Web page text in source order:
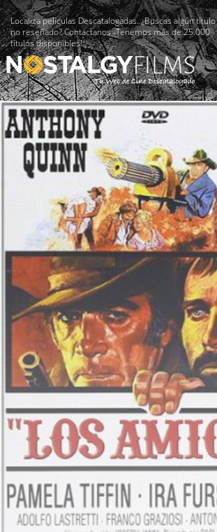
Localiza películas Descatalogadas. ¿Buscas algún título
no reseñado? Contáctanos -Tenemos más de 25.000
títulos disponibles!